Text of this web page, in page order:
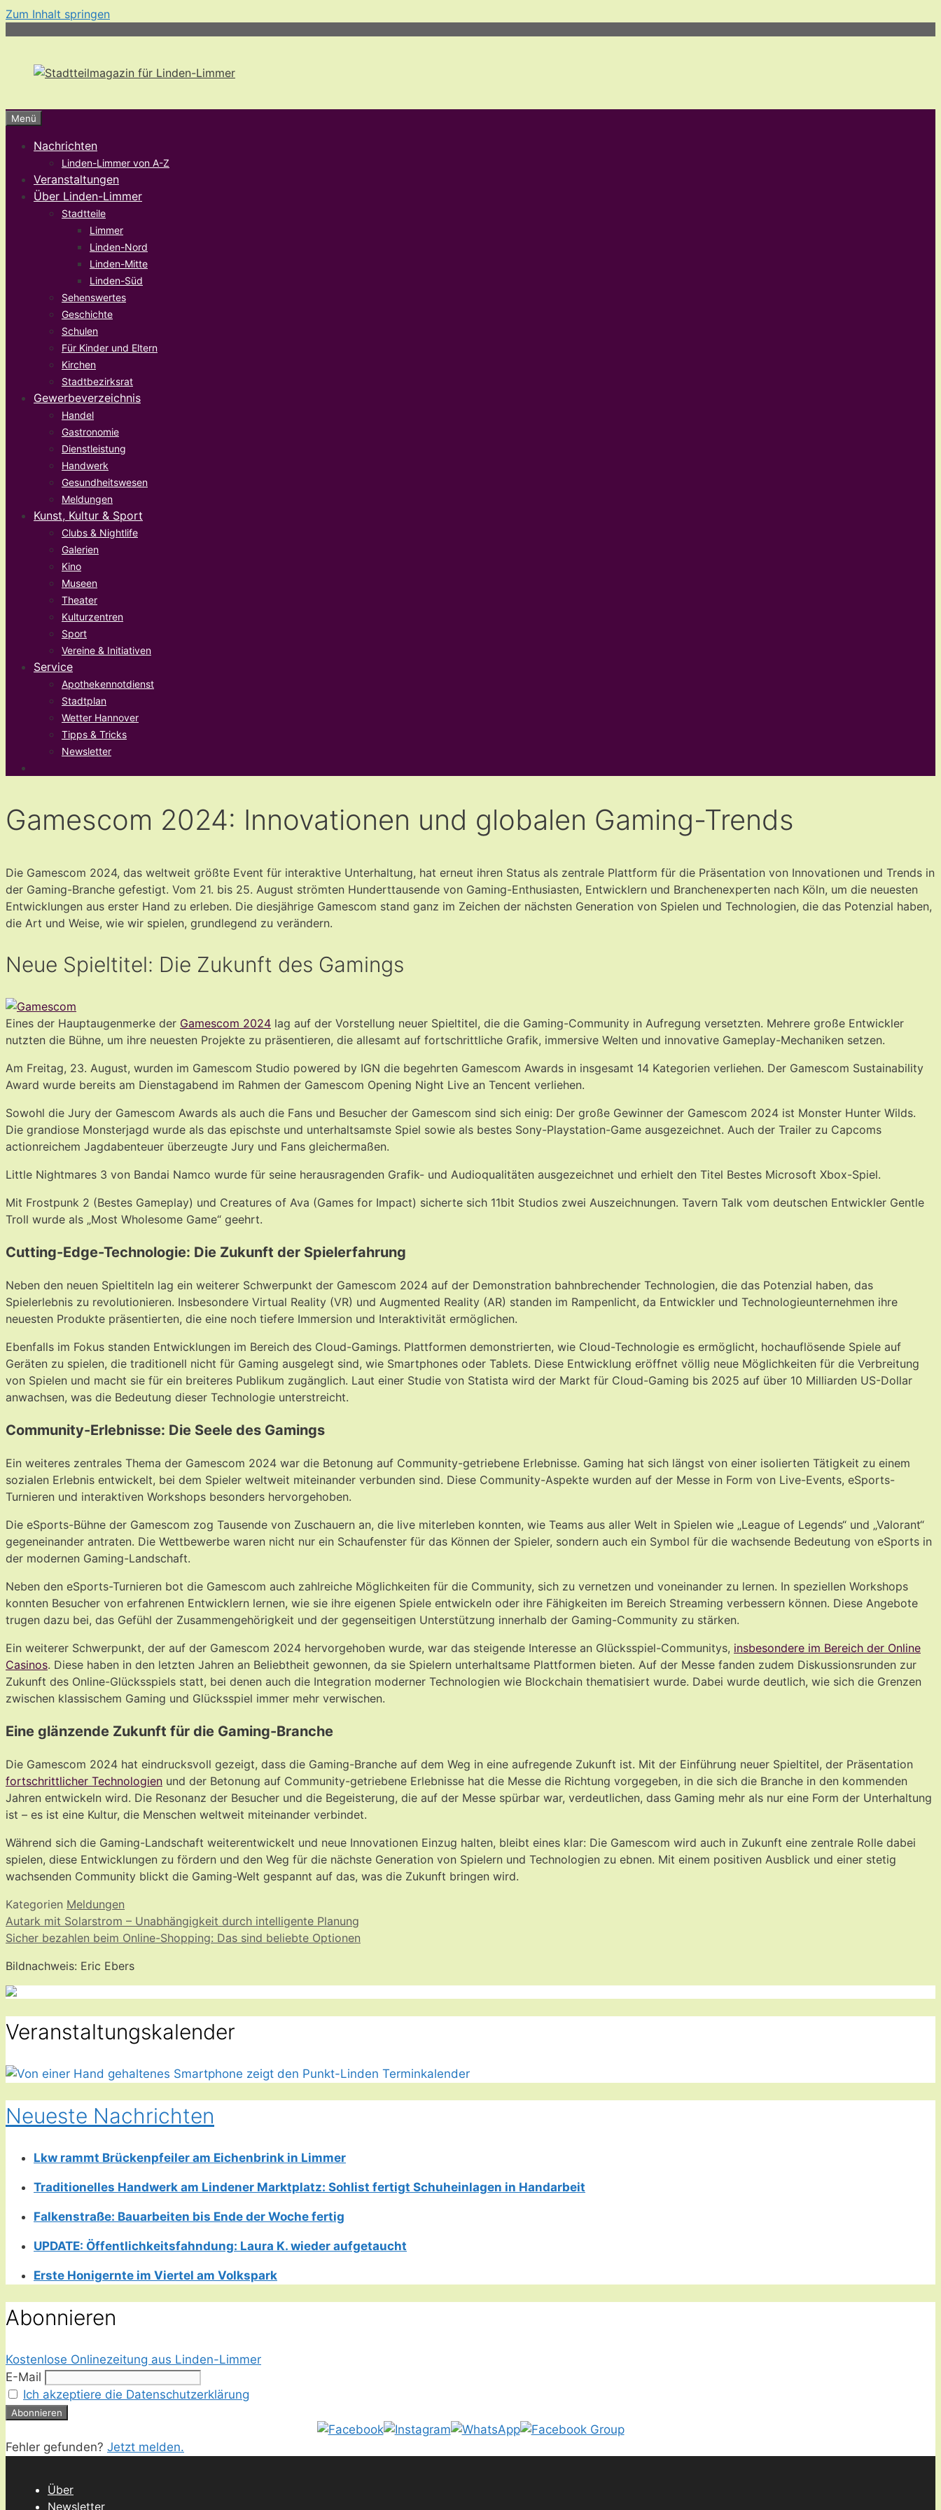
Zum Inhalt springen
Menü
Nachrichten
Linden-Limmer von A-Z
Veranstaltungen
Über Linden-Limmer
Stadtteile
Limmer
Linden-Nord
Linden-Mitte
Linden-Süd
Sehenswertes
Geschichte
Schulen
Für Kinder und Eltern
Kirchen
Stadtbezirksrat
Gewerbeverzeichnis
Handel
Gastronomie
Dienstleistung
Handwerk
Gesundheitswesen
Meldungen
Kunst, Kultur & Sport
Clubs & Nightlife
Galerien
Kino
Museen
Theater
Kulturzentren
Sport
Vereine & Initiativen
Service
Apothekennotdienst
Stadtplan
Wetter Hannover
Tipps & Tricks
Newsletter
Gamescom 2024: Innovationen und globalen Gaming-Trends
Die Gamescom 2024, das weltweit größte Event für interaktive Unterhaltung, hat erneut ihren Status als zentrale Plattform für die Präsentation von Innovationen und Trends in
der Gaming-Branche gefestigt. Vom 21. bis 25. August strömten Hunderttausende von Gaming-Enthusiasten, Entwicklern und Branchenexperten nach Köln, um die neuesten
Entwicklungen aus erster Hand zu erleben. Die diesjährige Gamescom stand ganz im Zeichen der nächsten Generation von Spielen und Technologien, die das Potenzial haben,
die Art und Weise, wie wir spielen, grundlegend zu verändern.
Neue Spieltitel: Die Zukunft des Gamings
Eines der Hauptaugenmerke der Gamescom 2024 lag auf der Vorstellung neuer Spieltitel, die die Gaming-Community in Aufregung versetzten. Mehrere große Entwickler
nutzten die Bühne, um ihre neuesten Projekte zu präsentieren, die allesamt auf fortschrittliche Grafik, immersive Welten und innovative Gameplay-Mechaniken setzen.
Am Freitag, 23. August, wurden im Gamescom Studio powered by IGN die begehrten Gamescom Awards in insgesamt 14 Kategorien verliehen. Der Gamescom Sustainability
Award wurde bereits am Dienstagabend im Rahmen der Gamescom Opening Night Live an Tencent verliehen.
Sowohl die Jury der Gamescom Awards als auch die Fans und Besucher der Gamescom sind sich einig: Der große Gewinner der Gamescom 2024 ist Monster Hunter Wilds.
Die grandiose Monsterjagd wurde als das epischste und unterhaltsamste Spiel sowie als bestes Sony-Playstation-Game ausgezeichnet. Auch der Trailer zu Capcoms
actionreichem Jagdabenteuer überzeugte Jury und Fans gleichermaßen.
Little Nightmares 3 von Bandai Namco wurde für seine herausragenden Grafik- und Audioqualitäten ausgezeichnet und erhielt den Titel Bestes Microsoft Xbox-Spiel.
Mit Frostpunk 2 (Bestes Gameplay) und Creatures of Ava (Games for Impact) sicherte sich 11bit Studios zwei Auszeichnungen. Tavern Talk vom deutschen Entwickler Gentle
Troll wurde als „Most Wholesome Game“ geehrt.
Cutting-Edge-Technologie: Die Zukunft der Spielerfahrung
Neben den neuen Spieltiteln lag ein weiterer Schwerpunkt der Gamescom 2024 auf der Demonstration bahnbrechender Technologien, die das Potenzial haben, das
Spielerlebnis zu revolutionieren. Insbesondere Virtual Reality (VR) und Augmented Reality (AR) standen im Rampenlicht, da Entwickler und Technologieunternehmen ihre
neuesten Produkte präsentierten, die eine noch tiefere Immersion und Interaktivität ermöglichen.
Ebenfalls im Fokus standen Entwicklungen im Bereich des Cloud-Gamings. Plattformen demonstrierten, wie Cloud-Technologie es ermöglicht, hochauflösende Spiele auf
Geräten zu spielen, die traditionell nicht für Gaming ausgelegt sind, wie Smartphones oder Tablets. Diese Entwicklung eröffnet völlig neue Möglichkeiten für die Verbreitung
von Spielen und macht sie für ein breiteres Publikum zugänglich. Laut einer Studie von Statista wird der Markt für Cloud-Gaming bis 2025 auf über 10 Milliarden US-Dollar
anwachsen, was die Bedeutung dieser Technologie unterstreicht.
Community-Erlebnisse: Die Seele des Gamings
Ein weiteres zentrales Thema der Gamescom 2024 war die Betonung auf Community-getriebene Erlebnisse. Gaming hat sich längst von einer isolierten Tätigkeit zu einem
sozialen Erlebnis entwickelt, bei dem Spieler weltweit miteinander verbunden sind. Diese Community-Aspekte wurden auf der Messe in Form von Live-Events, eSports-
Turnieren und interaktiven Workshops besonders hervorgehoben.
Die eSports-Bühne der Gamescom zog Tausende von Zuschauern an, die live miterleben konnten, wie Teams aus aller Welt in Spielen wie „League of Legends“ und „Valorant“
gegeneinander antraten. Die Wettbewerbe waren nicht nur ein Schaufenster für das Können der Spieler, sondern auch ein Symbol für die wachsende Bedeutung von eSports in
der modernen Gaming-Landschaft.
Neben den eSports-Turnieren bot die Gamescom auch zahlreiche Möglichkeiten für die Community, sich zu vernetzen und voneinander zu lernen. In speziellen Workshops
konnten Besucher von erfahrenen Entwicklern lernen, wie sie ihre eigenen Spiele entwickeln oder ihre Fähigkeiten im Bereich Streaming verbessern können. Diese Angebote
trugen dazu bei, das Gefühl der Zusammengehörigkeit und der gegenseitigen Unterstützung innerhalb der Gaming-Community zu stärken.
Ein weiterer Schwerpunkt, der auf der Gamescom 2024 hervorgehoben wurde, war das steigende Interesse an Glücksspiel-Communitys, insbesondere im Bereich der Online
Casinos. Diese haben in den letzten Jahren an Beliebtheit gewonnen, da sie Spielern unterhaltsame Plattformen bieten. Auf der Messe fanden zudem Diskussionsrunden zur
Zukunft des Online-Glücksspiels statt, bei denen auch die Integration moderner Technologien wie Blockchain thematisiert wurde. Dabei wurde deutlich, wie sich die Grenzen
zwischen klassischem Gaming und Glücksspiel immer mehr verwischen.
Eine glänzende Zukunft für die Gaming-Branche
Die Gamescom 2024 hat eindrucksvoll gezeigt, dass die Gaming-Branche auf dem Weg in eine aufregende Zukunft ist. Mit der Einführung neuer Spieltitel, der Präsentation
fortschrittlicher Technologien und der Betonung auf Community-getriebene Erlebnisse hat die Messe die Richtung vorgegeben, in die sich die Branche in den kommenden
Jahren entwickeln wird. Die Resonanz der Besucher und die Begeisterung, die auf der Messe spürbar war, verdeutlichen, dass Gaming mehr als nur eine Form der Unterhaltung
ist – es ist eine Kultur, die Menschen weltweit miteinander verbindet.
Während sich die Gaming-Landschaft weiterentwickelt und neue Innovationen Einzug halten, bleibt eines klar: Die Gamescom wird auch in Zukunft eine zentrale Rolle dabei
spielen, diese Entwicklungen zu fördern und den Weg für die nächste Generation von Spielern und Technologien zu ebnen. Mit einem positiven Ausblick und einer stetig
wachsenden Community blickt die Gaming-Welt gespannt auf das, was die Zukunft bringen wird.
Kategorien Meldungen
Autark mit Solarstrom – Unabhängigkeit durch intelligente Planung
Sicher bezahlen beim Online-Shopping: Das sind beliebte Optionen
Bildnachweis: Eric Ebers
Veranstaltungskalender
Neueste Nachrichten
Lkw rammt Brückenpfeiler am Eichenbrink in Limmer
Traditionelles Handwerk am Lindener Marktplatz: Sohlist fertigt Schuheinlagen in Handarbeit
Falkenstraße: Bauarbeiten bis Ende der Woche fertig
UPDATE: Öffentlichkeitsfahndung: Laura K. wieder aufgetaucht
Erste Honigernte im Viertel am Volkspark
Abonnieren
Kostenlose Onlinezeitung aus Linden-Limmer
E-Mail
Ich akzeptiere die Datenschutzerklärung
Fehler gefunden? Jetzt melden.
Über
Newsletter